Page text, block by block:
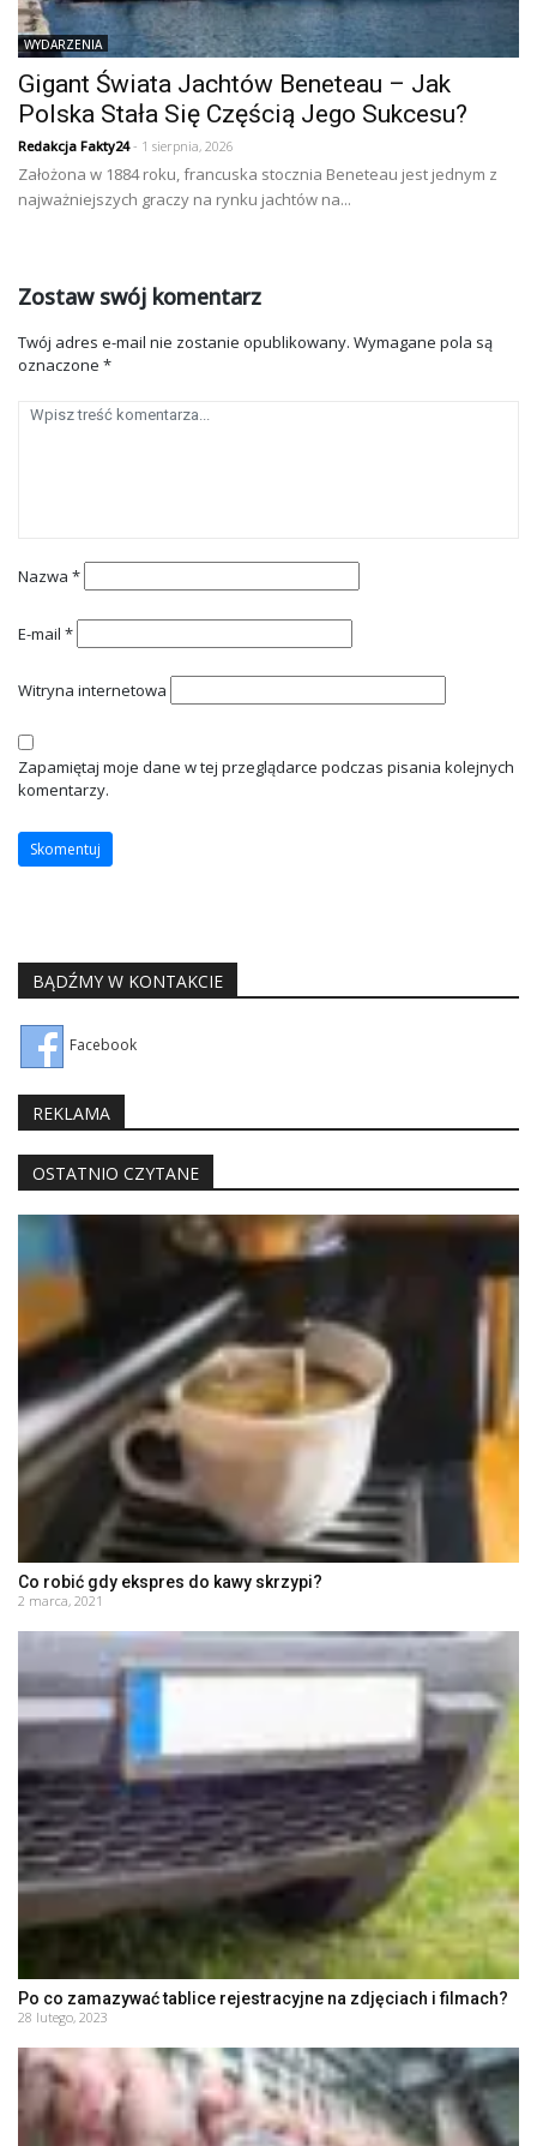
WYDARZENIA
Gigant Świata Jachtów Beneteau – Jak
Polska Stała Się Częścią Jego Sukcesu?
Redakcja Fakty24- 1 sierpnia, 2026
Założona w 1884 roku, francuska stocznia Beneteau jest jednym z
najważniejszych graczy na rynku jachtów na...
Zostaw swój komentarz
Twój adres e-mail nie zostanie opublikowany. Wymagane pola są
oznaczone *
Nazwa *
E-mail *
Witryna internetowa
Zapamiętaj moje dane w tej przeglądarce podczas pisania kolejnych
komentarzy.
BĄDŹMY W KONTAKCIE
Facebook
REKLAMA
OSTATNIO CZYTANE
Co robić gdy ekspres do kawy skrzypi?
2 marca, 2021
Po co zamazywać tablice rejestracyjne na zdjęciach i filmach?
28 lutego, 2023